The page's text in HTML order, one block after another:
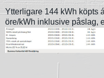
Ytterligare 144 kWh köpts
öre/kWh inklusive påslag,